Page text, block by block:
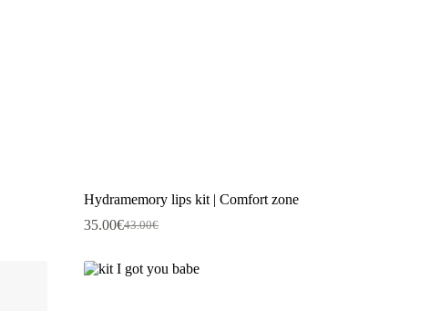
Hydramemory lips kit | Comfort zone
43.00€
35.00€